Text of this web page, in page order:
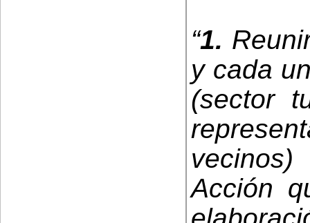
“1.
y cada
(sector
Acción